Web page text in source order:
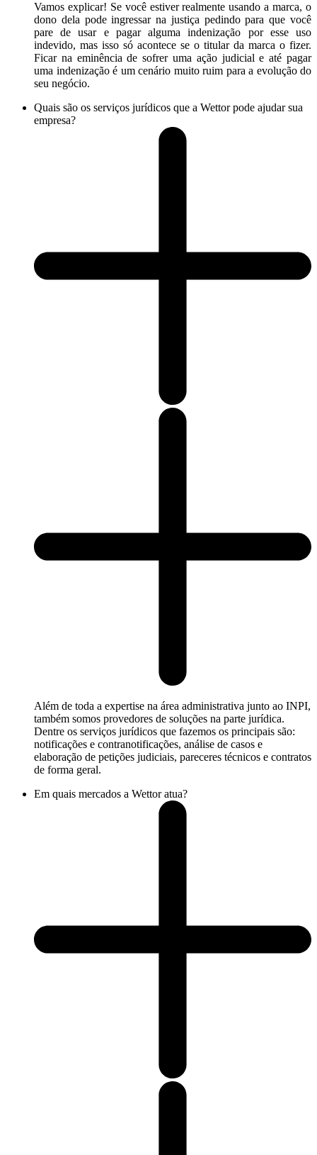
Vamos explicar! Se você estiver realmente usando a marca, o
dono dela pode ingressar na justiça pedindo para que você
pare de usar e pagar alguma indenização por esse uso
indevido, mas isso só acontece se o titular da marca o fizer.
Ficar na eminência de sofrer uma ação judicial e até pagar
uma indenização é um cenário muito ruim para a evolução do
seu negócio.
Quais são os serviços jurídicos que a Wettor pode ajudar sua
empresa?
Além de toda a expertise na área administrativa junto ao INPI,
também somos provedores de soluções na parte jurídica.
Dentre os serviços jurídicos que fazemos os principais são:
notificações e contranotificações, análise de casos e
elaboração de petições judiciais, pareceres técnicos e contratos
de forma geral.
Em quais mercados a Wettor atua?